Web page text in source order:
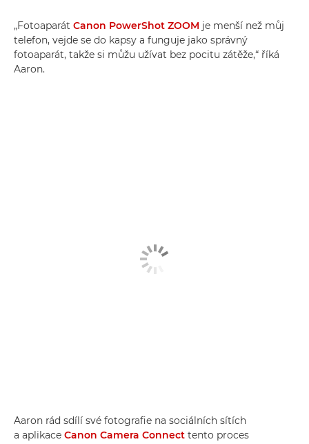
„Fotoaparát Canon PowerShot ZOOM je menší než můj
telefon, vejde se do kapsy a funguje jako správný
fotoaparát, takže si můžu užívat bez pocitu zátěže,“ říká
Aaron.
Aaron rád sdílí své fotografie na sociálních sítích
a aplikace Canon Camera Connect tento proces